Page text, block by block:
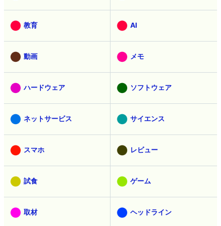
教育 AI
動画 メモ
ハードウェア ソフトウェア
ネットサービス サイエンス
スマホ レビュー
試食 ゲーム
取材 ヘッドライン